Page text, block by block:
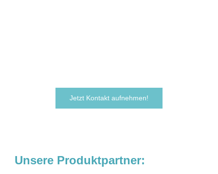
Jetzt Kontakt aufnehmen!
Unsere Produktpartner: